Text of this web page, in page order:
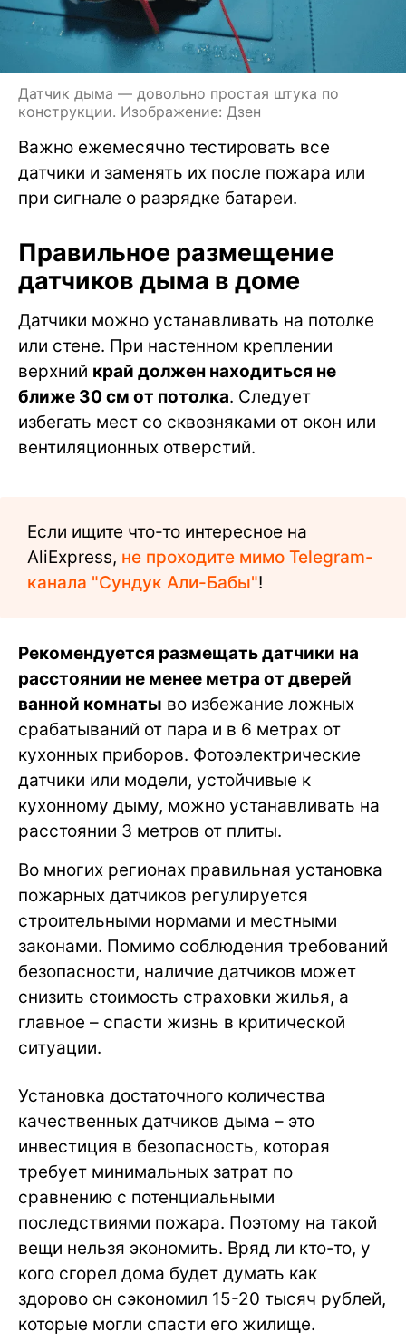
Датчик дыма — довольно простая штука по
конструкции. Изображение: Дзен
Важно ежемесячно тестировать все
датчики и заменять их после пожара или
при сигнале о разрядке батареи.
Правильное размещение
датчиков дыма в доме
Датчики можно устанавливать на потолке
или стене. При настенном креплении
верхний край должен находиться не
ближе 30 см от потолка. Следует
избегать мест со сквозняками от окон или
вентиляционных отверстий.
Если ищите что-то интересное на
AliExpress, не проходите мимо Telegram-
канала "Сундук Али-Бабы"!
Рекомендуется размещать датчики на
расстоянии не менее метра от дверей
ванной комнаты во избежание ложных
срабатываний от пара и в 6 метрах от
кухонных приборов. Фотоэлектрические
датчики или модели, устойчивые к
кухонному дыму, можно устанавливать на
расстоянии 3 метров от плиты.
Во многих регионах правильная установка
пожарных датчиков регулируется
строительными нормами и местными
законами. Помимо соблюдения требований
безопасности, наличие датчиков может
снизить стоимость страховки жилья, а
главное – спасти жизнь в критической
ситуации.
Установка достаточного количества
качественных датчиков дыма – это
инвестиция в безопасность, которая
требует минимальных затрат по
сравнению с потенциальными
последствиями пожара. Поэтому на такой
вещи нельзя экономить. Вряд ли кто-то, у
кого сгорел дома будет думать как
здорово он сэкономил 15-20 тысяч рублей,
которые могли спасти его жилище.